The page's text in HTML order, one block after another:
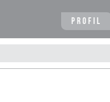
Profil